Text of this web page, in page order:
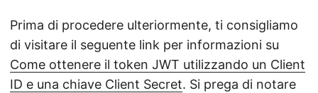
Prima di procedere ulteriormente, ti consigliamo
di visitare il seguente link per informazioni su
Come ottenere il token JWT utilizzando un Client
ID e una chiave Client Secret. Si prega di notare